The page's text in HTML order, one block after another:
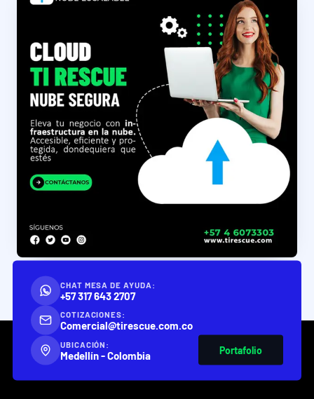
CHAT MESA DE AYUDA:
+57 317 643 2707
COTIZACIONES:
Comercial@tirescue.com.co
UBICACIÓN:
Medellín - Colombia Portafolio